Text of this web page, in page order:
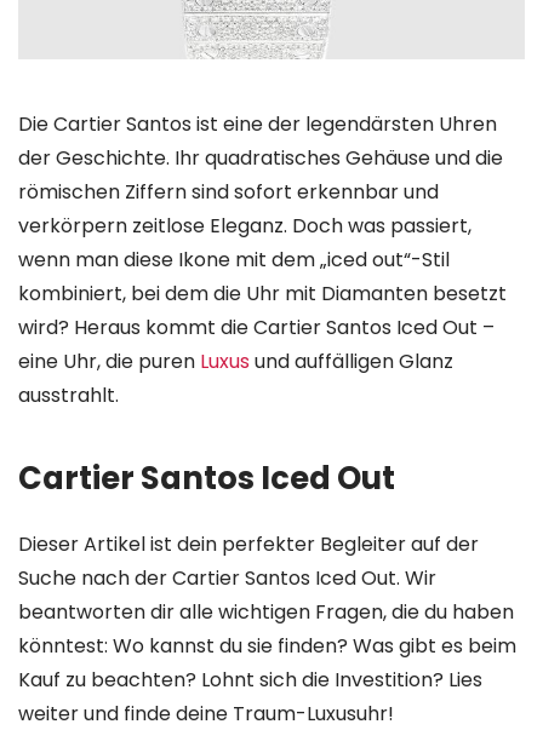
Die Cartier Santos ist eine der legendärsten Uhren
der Geschichte. Ihr quadratisches Gehäuse und die
römischen Ziffern sind sofort erkennbar und
verkörpern zeitlose Eleganz. Doch was passiert,
wenn man diese Ikone mit dem „iced out“-Stil
kombiniert, bei dem die Uhr mit Diamanten besetzt
wird? Heraus kommt die Cartier Santos Iced Out –
eine Uhr, die puren Luxusund auffälligen Glanz
ausstrahlt.
Cartier Santos Iced Out
Dieser Artikel ist dein perfekter Begleiter auf der
Suche nach der Cartier Santos Iced Out. Wir
beantworten dir alle wichtigen Fragen, die du haben
könntest: Wo kannst du sie finden? Was gibt es beim
Kauf zu beachten? Lohnt sich die Investition? Lies
weiter und finde deine Traum-Luxusuhr!